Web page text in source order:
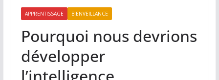
APPRENTISSAGE BIENVEILLANCE
Pourquoi nous devrions
développer